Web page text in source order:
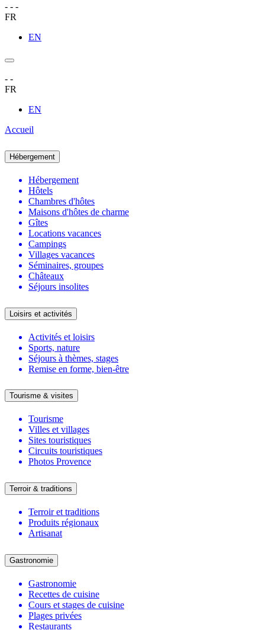
- - -
FR
EN
- -
FR
EN
Accueil
Hébergement
Hébergement
Hôtels
Chambres d'hôtes
Maisons d'hôtes de charme
Gîtes
Locations vacances
Campings
Villages vacances
Séminaires, groupes
Châteaux
Séjours insolites
Loisirs et activités
Activités et loisirs
Sports, nature
Séjours à thèmes, stages
Remise en forme, bien-être
Tourisme & visites
Tourisme
Villes et villages
Sites touristiques
Circuits touristiques
Photos Provence
Terroir & traditions
Terroir et traditions
Produits régionaux
Artisanat
Gastronomie
Gastronomie
Recettes de cuisine
Cours et stages de cuisine
Plages privées
Restaurants